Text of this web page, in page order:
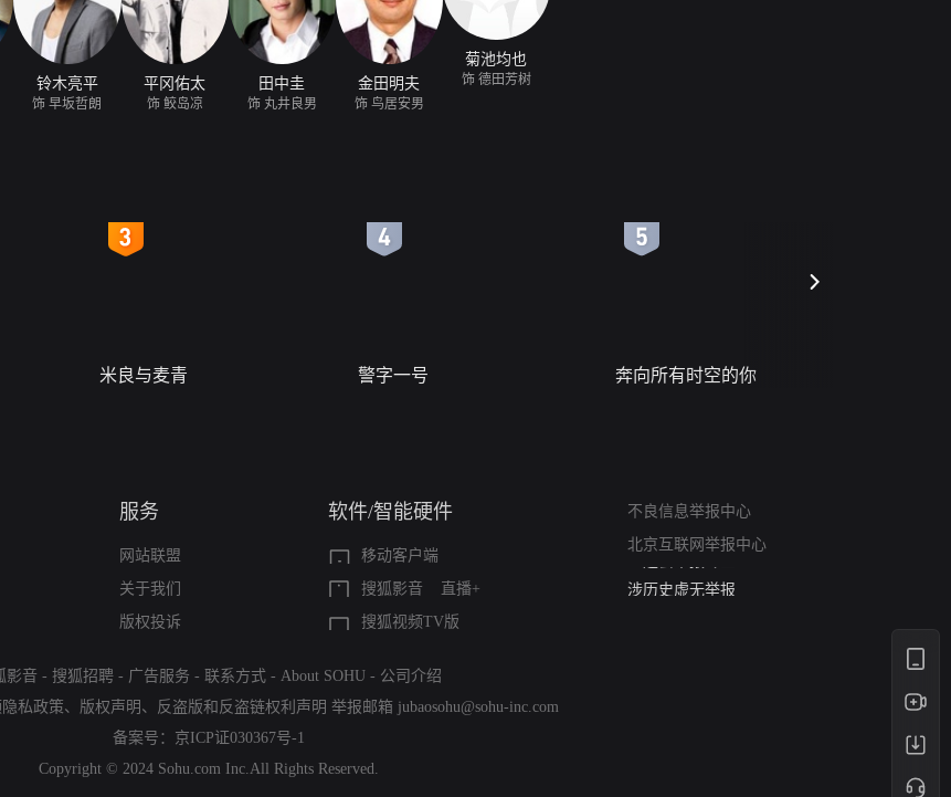
铃木亮平
饰 早坂哲朗
平冈佑太
饰 鲛岛凉
田中圭
饰 丸井良男
金田明夫
饰 鸟居安男
菊池均也
饰 德田芳树
米良与麦青 警字一号 奔向所有时空的你
服务
网站联盟
关于我们
版权投诉
软件/智能硬件
移动客户端
搜狐影音
直播+
搜狐视频TV版
不良信息举报中心
北京互联网举报中心
亚运会举报专区
涉历史虚无举报
影音 - 搜狐招聘 - 广告服务 - 联系方式 - About SOHU - 公司介绍
私政策、 版权声明 、 反盗版和反盗链权利声明 举报邮箱 jubaosohu@sohu-inc.com
备案号： 京ICP证030367号-1
Copyright © 2024 Sohu.com Inc.All Rights Reserved.